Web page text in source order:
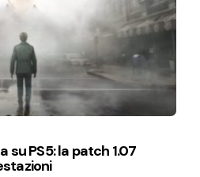
su PS5: la patch 1.07